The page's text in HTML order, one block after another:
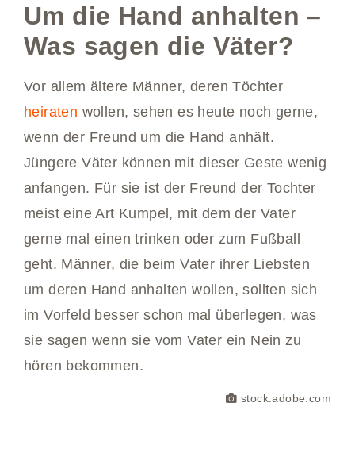
Um die Hand anhalten –
Was sagen die Väter?
Vor allem ältere Männer, deren Töchter
heiraten wollen, sehen es heute noch gerne,
wenn der Freund um die Hand anhält.
Jüngere Väter können mit dieser Geste wenig
anfangen. Für sie ist der Freund der Tochter
meist eine Art Kumpel, mit dem der Vater
gerne mal einen trinken oder zum Fußball
geht. Männer, die beim Vater ihrer Liebsten
um deren Hand anhalten wollen, sollten sich
im Vorfeld besser schon mal überlegen, was
sie sagen wenn sie vom Vater ein Nein zu
hören bekommen.
stock.adobe.com